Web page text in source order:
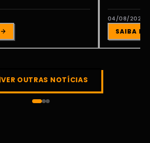
04/08/2026
SAIBA
VER OUTRAS NOTÍCIAS